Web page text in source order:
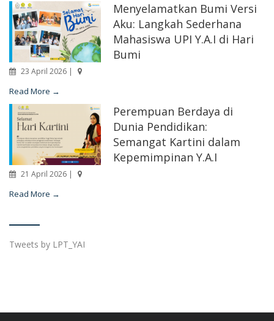
Menyelamatkan Bumi Versi
Aku: Langkah Sederhana
Mahasiswa UPI Y.A.I di Hari
Bumi
23 April 2026 |
Read More →
Perempuan Berdaya di
Dunia Pendidikan:
Semangat Kartini dalam
Kepemimpinan Y.A.I
21 April 2026 |
Read More →
Tweets by LPT_YAI